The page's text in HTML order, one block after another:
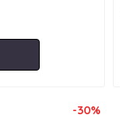
-30%